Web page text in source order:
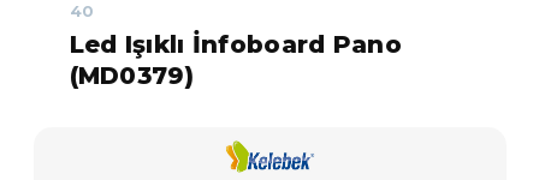
40
Led Işıklı İnfoboard Pano
(MD0379)